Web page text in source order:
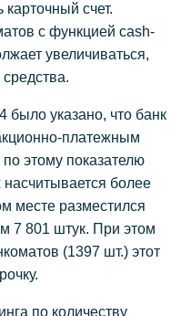
счет.
с функцией cash-
увеличиваться,
было указано, что банк
платежным
этому показателю
насчитывается более
месте разместился
7 801 штук. При этом
(1397 шт.) этот
по количеству